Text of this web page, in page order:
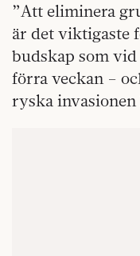
”Att eliminera
är det viktigaste
budskap som
förra veckan –
ryska invasionen